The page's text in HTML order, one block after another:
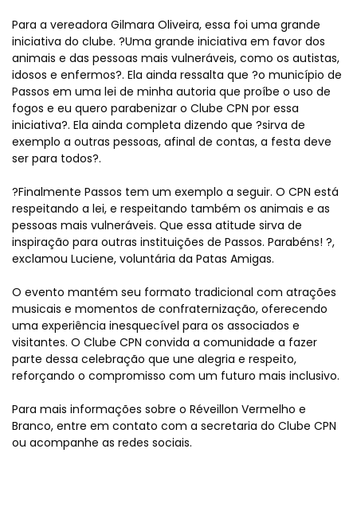
Para a vereadora Gilmara Oliveira, essa foi uma grande
iniciativa do clube. ?Uma grande iniciativa em favor dos
animais e das pessoas mais vulneráveis, como os autistas,
idosos e enfermos?. Ela ainda ressalta que ?o município de
Passos em uma lei de minha autoria que proíbe o uso de
fogos e eu quero parabenizar o Clube CPN por essa
iniciativa?. Ela ainda completa dizendo que ?sirva de
exemplo a outras pessoas, afinal de contas, a festa deve
ser para todos?.
?Finalmente Passos tem um exemplo a seguir. O CPN está
respeitando a lei, e respeitando também os animais e as
pessoas mais vulneráveis. Que essa atitude sirva de
inspiração para outras instituições de Passos. Parabéns! ?,
exclamou Luciene, voluntária da Patas Amigas.
O evento mantém seu formato tradicional com atrações
musicais e momentos de confraternização, oferecendo
uma experiência inesquecível para os associados e
visitantes. O Clube CPN convida a comunidade a fazer
parte dessa celebração que une alegria e respeito,
reforçando o compromisso com um futuro mais inclusivo.
Para mais informações sobre o Réveillon Vermelho e
Branco, entre em contato com a secretaria do Clube CPN
ou acompanhe as redes sociais.